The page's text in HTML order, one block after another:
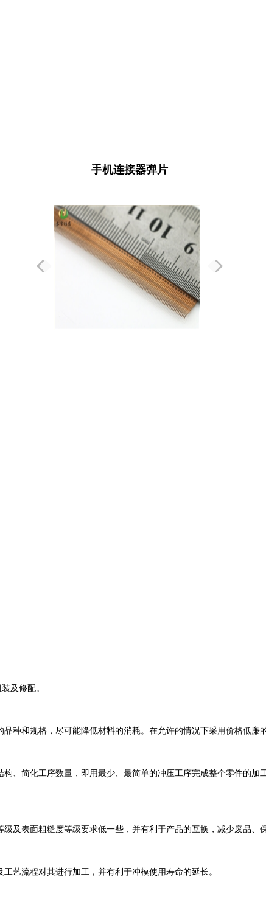
手机连接器弹片
及修配。
种和规格，尽可能降低材料的消耗。在允许的情况下采用价格低廉
、简化工序数量，即用最少、最简单的冲压工序完成整个零件的
及表面粗糙度等级要求低一些，并有利于产品的互换，减少废品、
艺流程对其进行加工，并有利于冲模使用寿命的延长。